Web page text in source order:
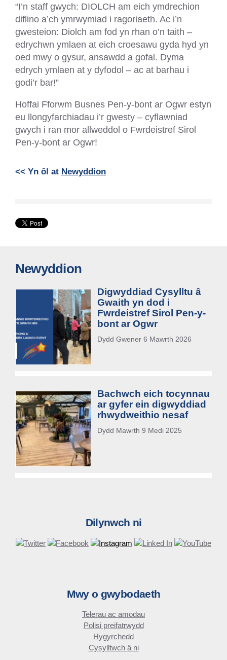
“I’n staff gwych: DIOLCH am eich ymdrechion
diflino a’ch ymrwymiad i ragoriaeth. Ac i’n
gwesteion: Diolch am fod yn rhan o’n taith –
edrychwn ymlaen at eich croesawu gyda hyd yn
oed mwy o gysur, ansawdd a gofal. Dyma
edrych ymlaen at y dyfodol – ac at barhau i
godi’r bar!”
Hoffai Fforwm Busnes Pen-y-bont ar Ogwr estyn
eu llongyfarchiadau i’r gwesty – cyflawniad
gwych i ran mor allweddol o Fwrdeistref Sirol
Pen-y-bont ar Ogwr!
<< Yn ôl at Newyddion
Newyddion
Digwyddiad Cysylltu â
Gwaith yn dod i
Fwrdeistref Sirol Pen-y-
bont ar Ogwr
Dydd Gwener 6 Mawrth 2026
Bachwch eich tocynnau
ar gyfer ein digwyddiad
rhwydweithio nesaf
Dydd Mawrth 9 Medi 2025
Dilynwch ni
Mwy o gwybodaeth
Telerau ac amodau
Polisi preifatrwydd
Hygyrchedd
Cysylltwch â ni